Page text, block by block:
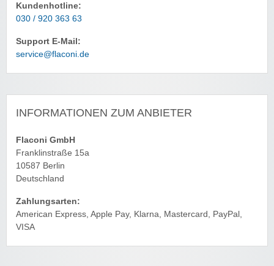
Kundenhotline:
030 / 920 363 63
Support E-Mail:
service@flaconi.de
INFORMATIONEN ZUM ANBIETER
Flaconi GmbH
Franklinstraße 15a
10587 Berlin
Deutschland
Zahlungsarten:
American Express, Apple Pay, Klarna, Mastercard, PayPal,
VISA